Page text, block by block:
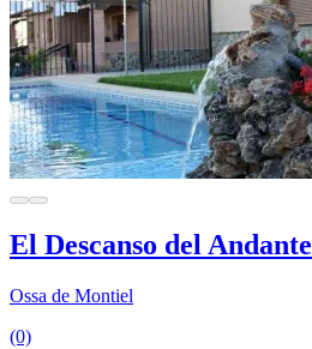
El Descanso del Andante
Ossa de Montiel
(0)